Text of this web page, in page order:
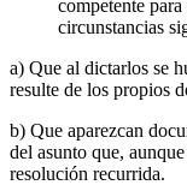
competente
circunstancias
a) Que al dictarlos se
resulte de los propios
b) Que aparezcan
del asunto que,
resolución recurrida.